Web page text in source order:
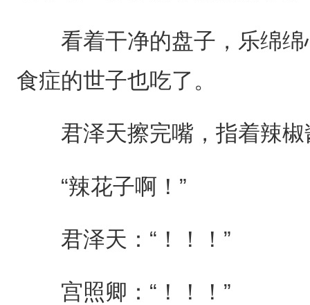
看着干净的盘子，乐绵绵
食症的世子也吃了。
君泽天擦完嘴，指着辣椒
“辣花子啊！”
君泽天：“！！！”
宫照卿：“！！！”